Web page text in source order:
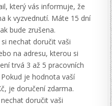
který vás informuje, že
k vyzvednutí. Máte 15 dní
bude zrušena.
nechat doručit vaši
na adresu, kterou si
trvá 3 až 5 pracovních
je hodnota vaší
je doručení zdarma.
doručit vaši